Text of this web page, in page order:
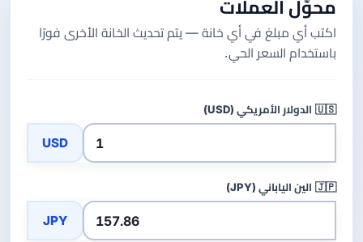
محوّل العملات
اكتب أي مبلغ في أي خانة — يتم تحديث الخانة الأخرى فورًا
باستخدام السعر الحي.
🇺🇸 الدولار الأمريكي (USD)
USD
🇯🇵 الين الياباني (JPY)
JPY